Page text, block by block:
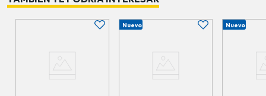
Nuevo Nuevo